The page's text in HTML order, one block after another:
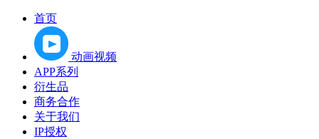
首页
动画视频
APP系列
衍生品
商务合作
关于我们
IP授权